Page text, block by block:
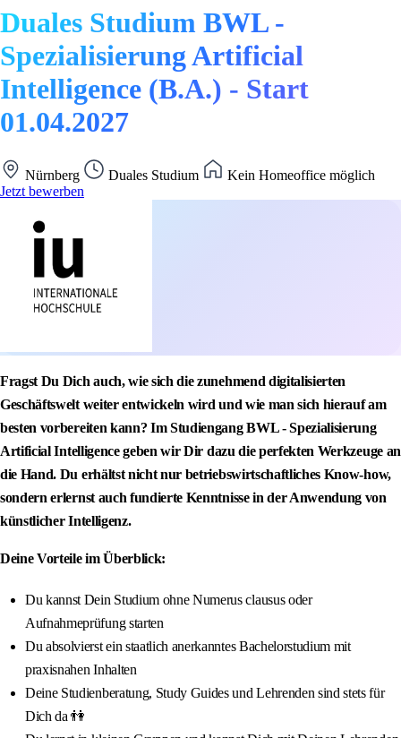
Duales Studium BWL -
Spezialisierung Artificial
Intelligence (B.A.) - Start
01.04.2027
Nürnberg Duales Studium
Kein Homeoffice möglich
Jetzt bewerben
Fragst Du Dich auch, wie sich die zunehmend digitalisierten
Geschäftswelt weiter entwickeln wird und wie man sich hierauf am
besten vorbereiten kann? Im Studiengang BWL - Spezialisierung
Artificial Intelligence geben wir Dir dazu die perfekten Werkzeuge an
die Hand. Du erhältst nicht nur betriebswirtschaftliches Know-how,
sondern erlernst auch fundierte Kenntnisse in der Anwendung von
künstlicher Intelligenz.
Deine Vorteile im Überblick:
Du kannst Dein Studium ohne Numerus clausus oder
Aufnahmeprüfung starten
Du absolvierst ein staatlich anerkanntes Bachelorstudium mit
praxisnahen Inhalten
Deine Studienberatung, Study Guides und Lehrenden sind stets für
Dich da 👫